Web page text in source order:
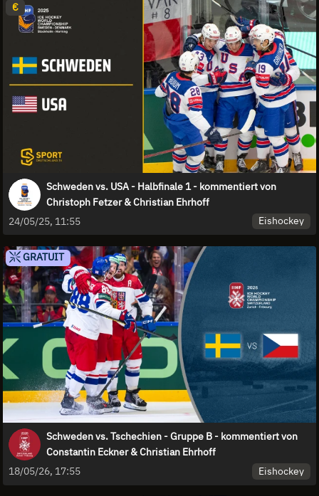
€
Schweden vs. USA - Halbfinale 1 - kommentiert von
Christoph Fetzer & Christian Ehrhoff
24/05/25, 11:55
Eishockey
GRATUIT
Schweden vs. Tschechien - Gruppe B - kommentiert von
Constantin Eckner & Christian Ehrhoff
18/05/26, 17:55
Eishockey